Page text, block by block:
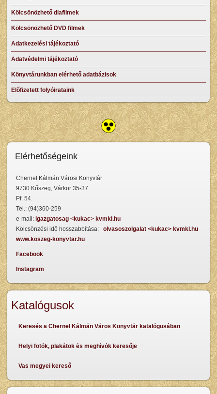
Kölcsönözhető diafilmek
Kölcsönözhető DVD filmek
Adatkezelési tájékoztató
Adatvédelmi tájékoztató
Könyvtárunkban elérhető adatbázisok
Előfizetett folyóirataink
Elérhetőségeink
Chernel Kálmán Városi Könyvtár
9730 Kőszeg, Várkör 35-37.
Pf. 54.
Tel.: (94)360-259
e-mail: igazgatosag <kukac> kvmkl.hu
Kölcsönzési idő hosszabbítása: olvasoszolgalat <kukac> kvmkl.hu
www.koszeg-konyvtar.hu
Facebook
Instagram
Katalógusok
Keresés a Chernel Kálmán Város Könyvtár katalógusában
Helyi fotók, plakátok és meghívók keresője
Vas megyei kereső